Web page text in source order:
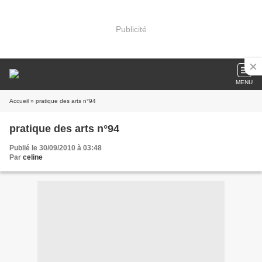
Publicité
MENU
Accueil » pratique des arts n°94
pratique des arts n°94
Publié le 30/09/2010 à 03:48
Par celine